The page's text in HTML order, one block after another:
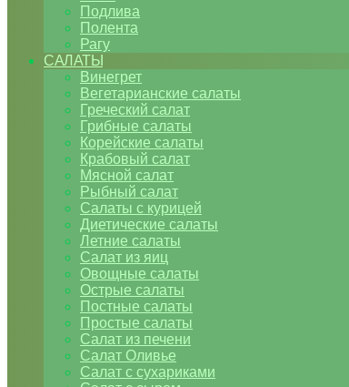
Подлива
Полента
Рагу
САЛАТЫ
Винегрет
Вегетарианские салаты
Греческий салат
Грибные салаты
Корейские салаты
Крабовый салат
Мясной салат
Рыбный салат
Салаты с курицей
Диетические салаты
Летние салаты
Салат из яиц
Овощные салаты
Острые салаты
Постные салаты
Простые салаты
Салат из печени
Салат Оливье
Салат с сухариками